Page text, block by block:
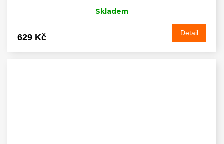
Skladem
629 Kč Detail